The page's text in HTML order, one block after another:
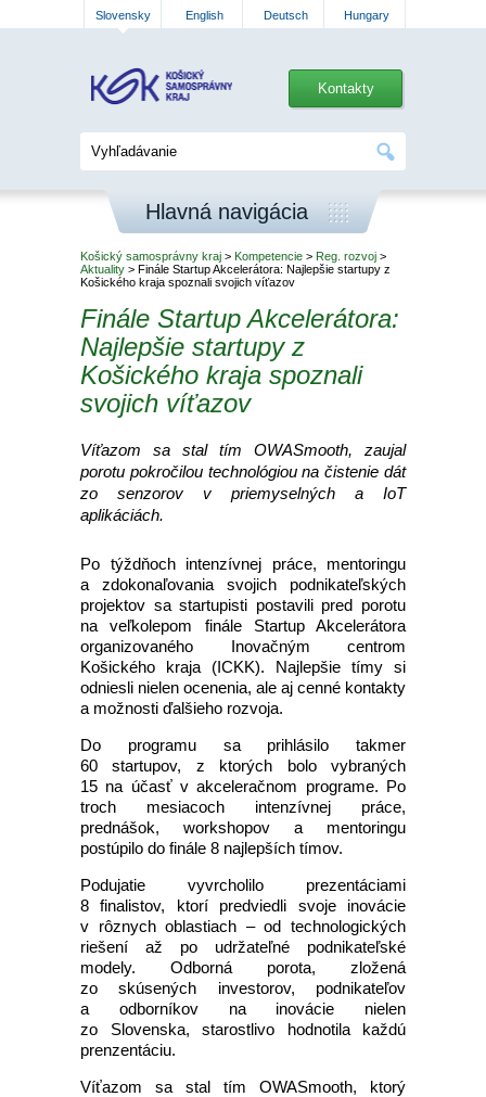
Slovensky English Deutsch Hungary
Kontakty
Hlavná navigácia
Košický samosprávny kraj > Kompetencie > Reg. rozvoj >
Aktuality > Finále Startup Akcelerátora: Najlepšie startupy z
Košického kraja spoznali svojich víťazov
Finále Startup Akcelerátora:
Najlepšie startupy z
Košického kraja spoznali
svojich víťazov
Víťazom sa stal tím OWASmooth, zaujal
porotu pokročilou technológiou na čistenie dát
zo senzorov v priemyselných a IoT
aplikáciách.
Po týždňoch intenzívnej práce, mentoringu
a zdokonaľovania svojich podnikateľských
projektov sa startupisti postavili pred porotu
na veľkolepom finále Startup Akcelerátora
organizovaného Inovačným centrom
Košického kraja (ICKK). Najlepšie tímy si
odniesli nielen ocenenia, ale aj cenné kontakty
a možnosti ďalšieho rozvoja.
Do programu sa prihlásilo takmer
60 startupov, z ktorých bolo vybraných
15 na účasť v akceleračnom programe. Po
troch mesiacoch intenzívnej práce,
prednášok, workshopov a mentoringu
postúpilo do finále 8 najlepších tímov.
Podujatie vyvrcholilo prezentáciami
8 finalistov, ktorí predviedli svoje inovácie
v rôznych oblastiach – od technologických
riešení až po udržateľné podnikateľské
modely. Odborná porota, zložená
zo skúsených investorov, podnikateľov
a odborníkov na inovácie nielen
zo Slovenska, starostlivo hodnotila každú
prenzentáciu.
Víťazom sa stal tím OWASmooth, ktorý